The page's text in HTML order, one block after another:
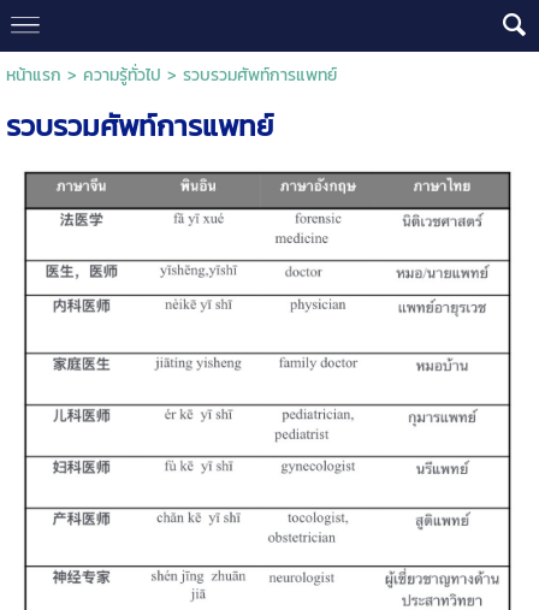
หน้าแรก > ความรู้ทั่วไป > รวบรวมศัพท์การแพทย์
รวบรวมศัพท์การแพทย์